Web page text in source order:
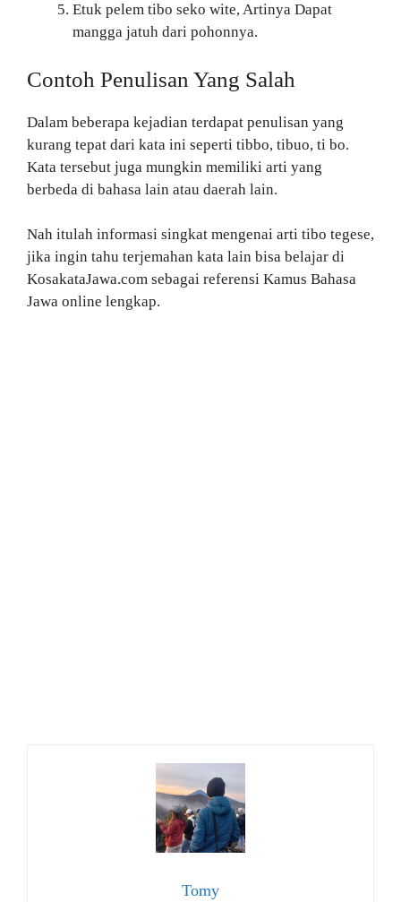
Etuk pelem tibo seko wite, Artinya Dapat
mangga jatuh dari pohonnya.
Contoh Penulisan Yang Salah
Dalam beberapa kejadian terdapat penulisan yang
kurang tepat dari kata ini seperti tibbo, tibuo, ti bo.
Kata tersebut juga mungkin memiliki arti yang
berbeda di bahasa lain atau daerah lain.
Nah itulah informasi singkat mengenai arti tibo tegese,
jika ingin tahu terjemahan kata lain bisa belajar di
KosakataJawa.com sebagai referensi Kamus Bahasa
Jawa online lengkap.
Tomy